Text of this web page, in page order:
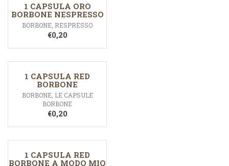
1 CAPSULA ORO
BORBONE NESPRESSO
BORBONE RESPRESSO
€0,20
1 CAPSULA RED
BORBONE
BORBONE, LE CAPSULE
BORBONE
€0,20
1 CAPSULA RED
BORBONE A MODO MIO